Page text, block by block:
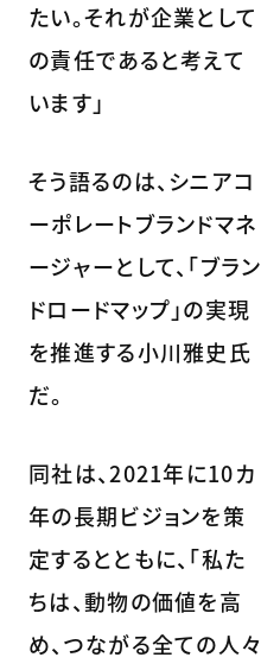
たい。それが企業として
の責任であると考えて
います」
そう語るのは、シニアコ
ーポレートブランドマネ
ージャーとして、「ブラン
ドロードマップ」の実現
を推進する小川雅史氏
だ。
同社は、2021年に10カ
年の長期ビジョンを策
定するとともに、「私た
ちは、動物の価値を高
め、つながる全ての人々